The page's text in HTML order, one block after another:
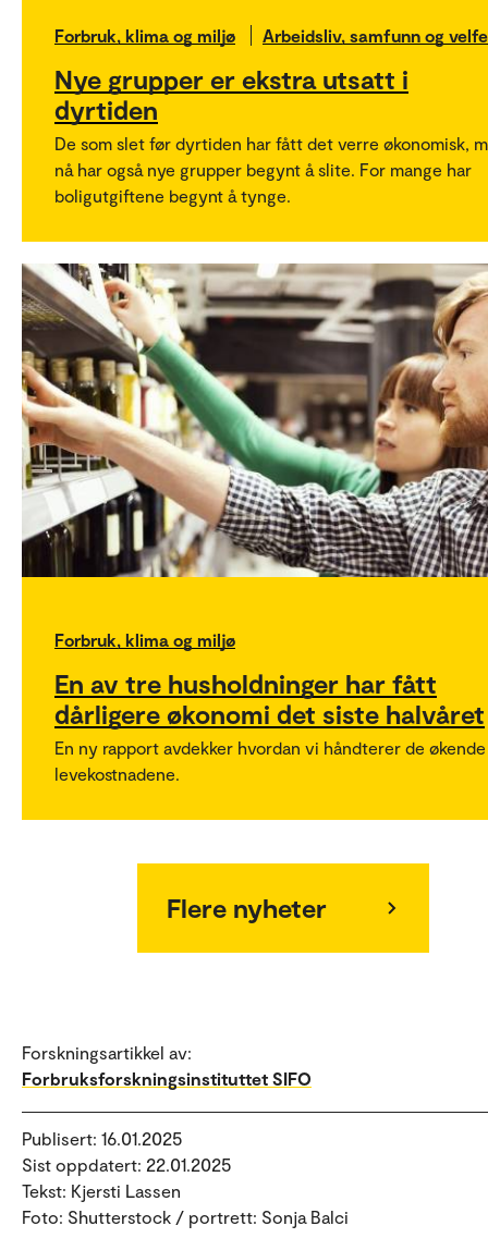
Forbruk, klima og miljø Arbeidsliv, samfunn og
Nye grupper er ekstra utsatt i
dyrtiden
De som slet før dyrtiden har fått det verre økonomisk,
nå har også nye grupper begynt å slite. For mange har
boligutgiftene begynt å tynge.
Forbruk, klima og miljø
En av tre husholdninger har fått
dårligere økonomi det siste halvåret
En ny rapport avdekker hvordan vi håndterer de økende
levekostnadene.
Flere nyheter
Forskningsartikkel av:
Forbruksforskningsinstituttet SIFO
Publisert: 16.01.2025
Sist oppdatert: 22.01.2025
Tekst: Kjersti Lassen
Foto: Shutterstock / portrett: Sonja Balci